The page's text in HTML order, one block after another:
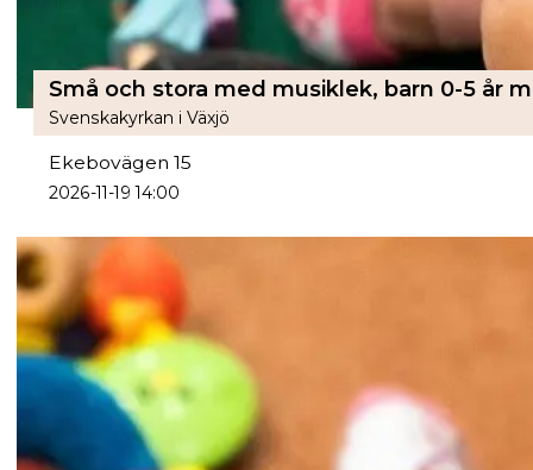
Svenskakyrkan i Växjö
Ekebovägen 15
2026-11-19 14:00